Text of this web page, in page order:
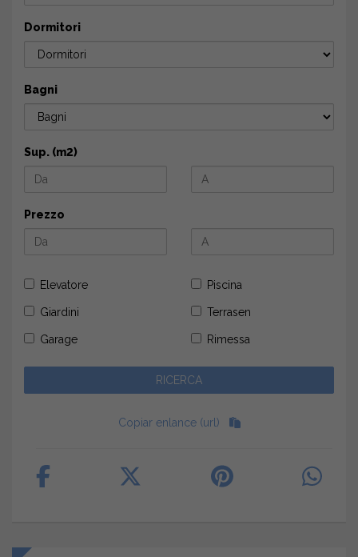
Dormitori
Bagni
Sup. (m2)
Prezzo
Elevatore Piscina
Giardini Terrasen
Garage Rimessa
Copiar enlance (url)